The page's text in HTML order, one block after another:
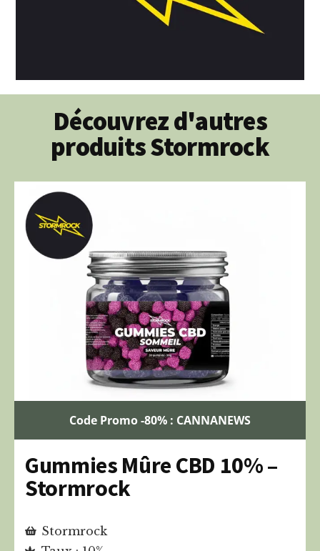
Découvrez d'autres
produits Stormrock
Code Promo -80% : CANNANEWS
Gummies Mûre CBD 10% –
Stormrock
Stormrock